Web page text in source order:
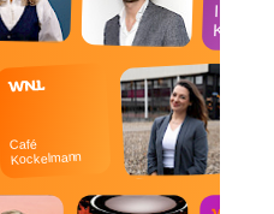
Café
Kockelmann
In de
Kantine